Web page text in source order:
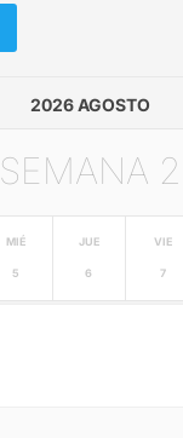
2026 AGOSTO
SEMANA 2
MIÉ
5
JUE
6
VIE
7